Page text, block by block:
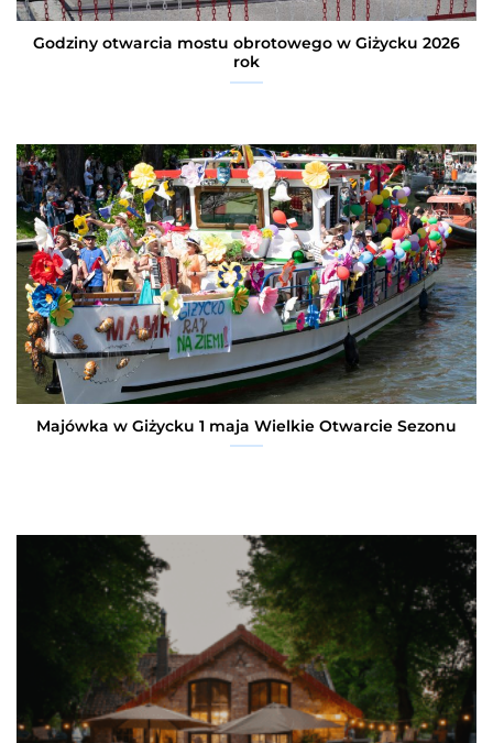
Godziny otwarcia mostu obrotowego w Giżycku 2026
rok
Majówka w Giżycku 1 maja Wielkie Otwarcie Sezonu